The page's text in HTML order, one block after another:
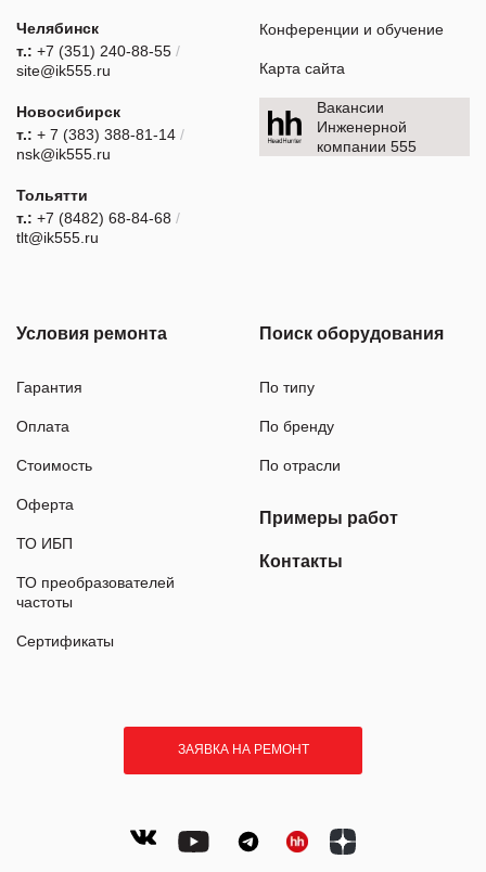
Челябинск
т.: +7 (351) 240-88-55 /
site@ik555.ru
Новосибирск
т.: + 7 (383) 388-81-14 /
nsk@ik555.ru
Тольятти
т.: +7 (8482) 68-84-68 /
tlt@ik555.ru
Конференции и обучение
Карта сайта
Вакансии
Инженерной
компании 555
Условия ремонта
Гарантия
Оплата
Стоимость
Оферта
ТО ИБП
ТО преобразователей
частоты
Сертификаты
Поиск оборудования
По типу
По бренду
По отрасли
Примеры работ
Контакты
ЗАЯВКА НА РЕМОНТ